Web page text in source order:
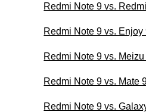
Redmi Note 9 vs.
Redmi Note 9 vs. Enjoy
Redmi Note 9 vs.
Redmi Note 9 vs. Mate
Redmi Note 9 vs.